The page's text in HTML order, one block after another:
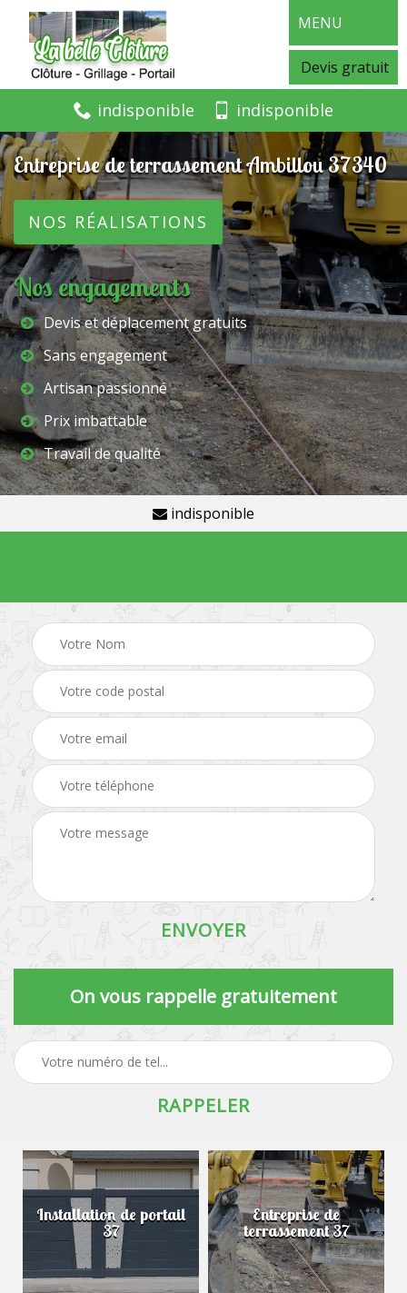
MENU
Devis gratuit
indisponible indisponible
Entreprise de terrassement Ambillou 37340
NOS RÉALISATIONS
Nos engagements
Devis et déplacement gratuits
Sans engagement
Artisan passionné
Prix imbattable
Travail de qualité
indisponible
On vous rappelle gratuitement
Installation de portail
37
Entreprise de
terrassement 37